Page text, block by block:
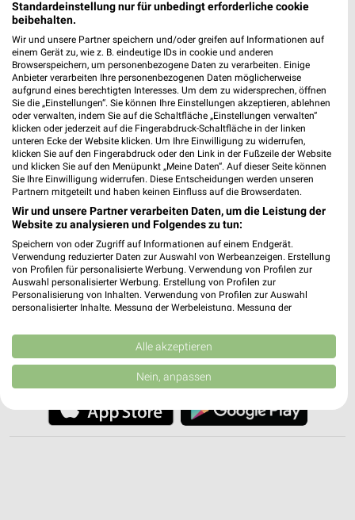
Jetzt alle "Angebote ab Donnerstag" Themen entdecken!
MEHR PROSPEKTE
weekli - Prospekte & Angebote App
Alle PENNY Angebote immer griffbereit – mit der kostenlosen
weekli App für iOS & Android.
✔ Standortgenaue Angebote
✔Folge deinem Lieblingshändler
✔Push-Benachrichtigungen bei neuen Prospekten
JETZT LADEN UND SPAREN!
Standardeinstellung nur für unbedingt erforderliche cookie
beibehalten.
Wir und unsere Partner speichern und/oder greifen auf Informationen auf
einem Gerät zu, wie z. B. eindeutige IDs in cookie und anderen
Browserspeichern, um personenbezogene Daten zu verarbeiten. Einige
Anbieter verarbeiten Ihre personenbezogenen Daten möglicherweise
aufgrund eines berechtigten Interesses. Um dem zu widersprechen, öffnen
Sie die „Einstellungen“. Sie können Ihre Einstellungen akzeptieren, ablehnen
oder verwalten, indem Sie auf die Schaltfläche „Einstellungen verwalten“
klicken oder jederzeit auf die Fingerabdruck-Schaltfläche in der linken
unteren Ecke der Website klicken. Um Ihre Einwilligung zu widerrufen,
klicken Sie auf den Fingerabdruck oder den Link in der Fußzeile der Website
und klicken Sie auf den Menüpunkt „Meine Daten“. Auf dieser Seite können
Sie Ihre Einwilligung widerrufen. Diese Entscheidungen werden unseren
Partnern mitgeteilt und haben keinen Einfluss auf die Browserdaten.
Wir und unsere Partner verarbeiten Daten, um die Leistung der
Website zu analysieren und Folgendes zu tun:
Speichern von oder Zugriff auf Informationen auf einem Endgerät.
Verwendung reduzierter Daten zur Auswahl von Werbeanzeigen. Erstellung
von Profilen für personalisierte Werbung. Verwendung von Profilen zur
Auswahl personalisierter Werbung. Erstellung von Profilen zur
Personalisierung von Inhalten. Verwendung von Profilen zur Auswahl
personalisierter Inhalte. Messung der Werbeleistung. Messung der
Kombinationen von Daten aus verschiedenen Quellen. Entwicklung und
Verbesserung der Angebote. Verwendung reduzierter Daten zur Auswahl
von Inhalten.
Daten können außerhalb der Europäischen Union weitergegeben und in die
Website/App.
Alle akzeptieren
Nein, anpassen